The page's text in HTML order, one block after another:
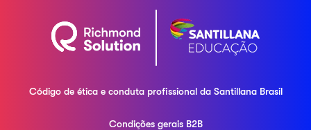
Código de ética e conduta profissional daSantillana Brasil
Condições gerais B2B